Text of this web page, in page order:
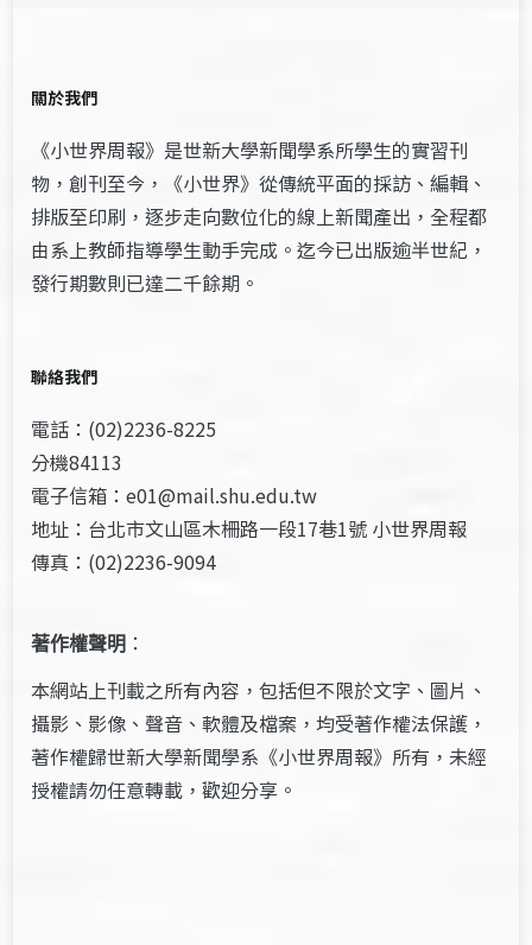
關於我們
《小世界周報》是世新大學新聞學系所學生的實習刊
物，創刊至今，《小世界》從傳統平面的採訪、編輯、
排版至印刷，逐步走向數位化的線上新聞產出，全程都
由系上教師指導學生動手完成。迄今已出版逾半世紀，
發行期數則已達二千餘期。
聯絡我們
電話：(02)2236-8225
分機84113
電子信箱：e01@mail.shu.edu.tw
地址：台北市文山區木柵路一段17巷1號 小世界周報
傳真：(02)2236-9094
著作權聲明 ：
本網站上刊載之所有內容，包括但不限於文字、圖片、
攝影、影像、聲音、軟體及檔案，均受著作權法保護，
著作權歸世新大學新聞學系《小世界周報》所有，未經
授權請勿任意轉載，歡迎分享。